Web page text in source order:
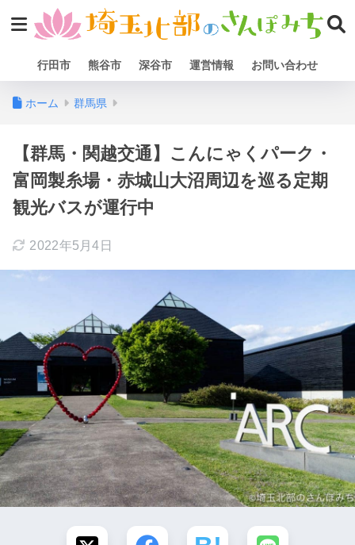
行田市 熊谷市 深谷市 運営情報 お問い合わせ
ホーム 群馬県
【群馬・関越交通】こんにゃくパーク・
富岡製糸場・赤城山大沼周辺を巡る定期
観光バスが運行中
2022年5月4日